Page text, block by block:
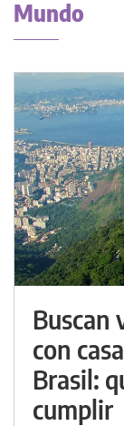
Mundo
Buscan
con
Brasil:
cumplir